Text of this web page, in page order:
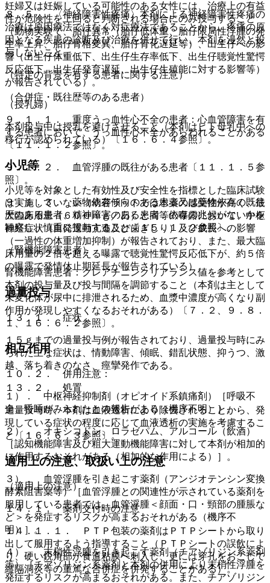
妊婦又は妊娠している可能性のある女性には、治療上の有益
性が危険性を上回ると判断される場合にのみ投与すること
（動物実験で、胎仔異常（胎仔低体重、胎仔限局性浮腫の発
生率上昇、胎仔骨格変異、胎仔骨化遅延等）、出生仔への影
響（出生仔体重低下、出生仔生存率低下、出生仔聴覚性驚愕
反応低下、出生仔発育遅延、出生仔生殖能に対する影響等）
が報告されている）。
（授乳婦）
本剤投与中は授乳を避けさせること（本剤はヒト母乳中への
移行が認められている）〔１６．６．４参照〕。
小児等
小児等を対象とした有効性及び安全性を指標とした臨床試験
は実施していない（幼若ラットでは本薬の感受性が高く、最
大臨床用量（６００ｍｇ／日）と同等の曝露において、中枢
神経症状（自発運動亢進及び歯ぎしり）及び成長への影響
（一過性の体重増加抑制）が報告されており、また、最大臨
床用量の２倍を超える曝露で聴覚性驚愕反応低下が、約５倍
の曝露で発情休止期延長が報告されている）。
過量投与
１３．１． 症状
１５ｇまでの過量投与例が報告されており、過量投与時にみ
られた主な症状は、情動障害、傾眠、錯乱状態、抑うつ、激
越、落ち着きのなさ、痙攣発作である。
１３．２． 処置
過量投与時、本剤は血液透析により除去されることから、発
現している症状の程度に応じて血液透析の実施を考慮するこ
と〔１６．６．３参照〕。
適用上の注意、取扱い上の注意
（適用上の注意）
１４．１． 薬剤交付時の注意
１４．１．１． ＰＴＰ包装の薬剤はＰＴＰシートから取り
出して服用するよう指導すること（ＰＴＰシートの誤飲によ
り、硬い鋭角部が食道粘膜へ刺入し、更には穿孔をおこして
縦隔洞炎等の重篤な合併症を併発することがある）。
８．５． 〈神経障害性疼痛〉本剤による神経障害性疼痛の
治療は原因療法ではなく対症療法であることから、疼痛の原
因となる疾患の診断及び治療を併せて行い、本剤を漫然と投
与しないこと。
（特定の背景を有する患者に関する注意）
（合併症・既往歴等のある患者）
９．１．１． 重度うっ血性心不全の患者：心血管障害を有
する患者において、うっ血性心不全があらわれることがある
〔１１．１．２参照〕。
９．１．２． 血管浮腫の既往がある患者〔１１．１．５参
照〕。
９．１．３． 薬物依存傾向のある患者又は薬物依存の既往
歴のある患者、精神障害のある患者：依存の兆候がないかを
観察し、慎重に投与すること〔１５．１．２参照〕。
（腎機能障害患者）
腎機能障害患者：クレアチニンクリアランス値を参考として
本剤の投与量及び投与間隔を調節すること（本剤は主として
未変化体が尿中に排泄されるため、血漿中濃度が高くなり副
作用が発現しやすくなるおそれがある）〔７．２、９．８．
１、１６．６．２参照〕。
相互作用
１０．２． 併用注意：
１）． 中枢神経抑制剤（オピオイド系鎮痛剤）［呼吸不
全、昏睡がみられたとの報告がある（機序不明）］。
２）． オキシコドン、ロラゼパム、アルコール（飲酒）
［認知機能障害及び粗大運動機能障害に対して本剤が相加的
に作用するおそれがある（相加的な作用による）］。
３）． 血管浮腫を引き起こす薬剤（アンジオテンシン変換
酵素阻害薬等）［血管浮腫との関連性が示されている薬剤を
服用している患者では、血管浮腫＜顔面・口・頸部の腫脹な
ど＞を発症するリスクが高まるおそれがある（機序不
明）］。
４）． 末梢性浮腫を引き起こす薬剤（チアゾリジン系薬剤
等）［チアゾリジン系薬剤と本剤の併用により末梢性浮腫を
発症するリスクが高まるおそれがある。また、チアゾリジン